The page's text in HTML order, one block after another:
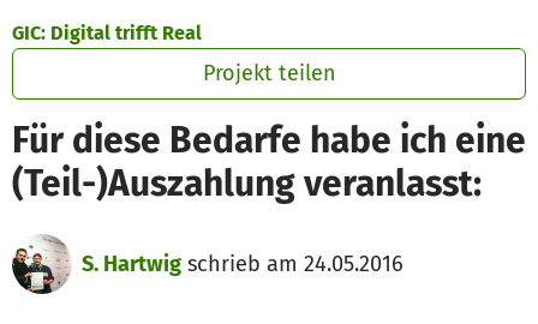
GIC: Digital trifft Real
Projekt teilen
Für diese Bedarfe habe ich eine
(Teil-)Auszahlung veranlasst:
S. Hartwig schrieb am 24.05.2016